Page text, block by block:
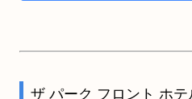
ザ パーク フロント ホ